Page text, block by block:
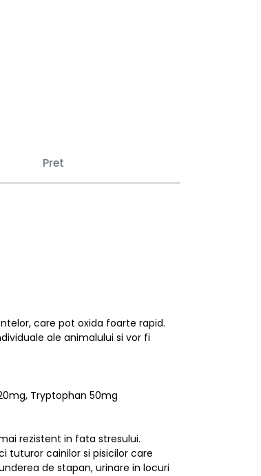
Pret
care pot oxida foarte rapid.
ale animalului si vor fi
Tryptophan 50mg
rezistent in fata stresului.
cainilor si pisicilor care
de stapan, urinare in locuri